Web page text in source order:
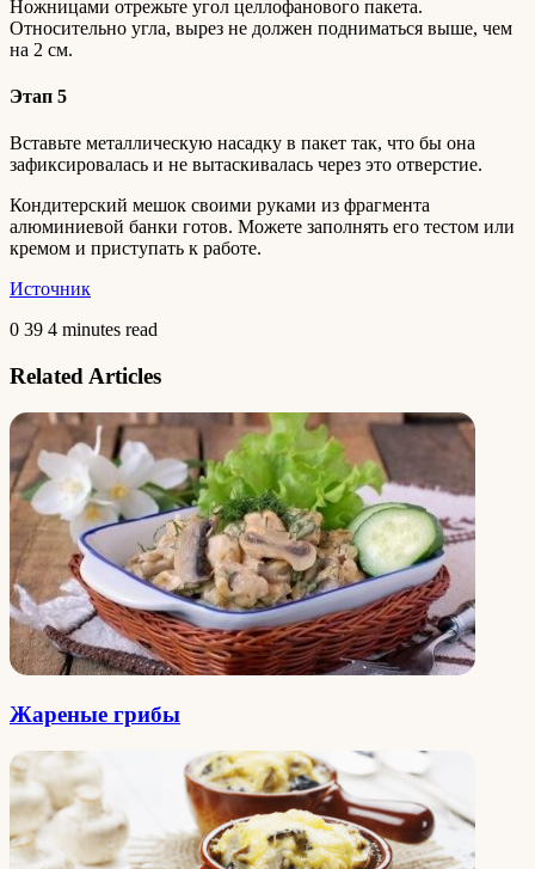
Ножницами отрежьте угол целлофанового пакета.
Относительно угла, вырез не должен подниматься выше, чем
на 2 см.
Этап 5
Вставьте металлическую насадку в пакет так, что бы она
зафиксировалась и не вытаскивалась через это отверстие.
Кондитерский мешок своими руками из фрагмента
алюминиевой банки готов. Можете заполнять его тестом или
кремом и приступать к работе.
Источник
0 39 4 minutes read
Related Articles
Жареные грибы